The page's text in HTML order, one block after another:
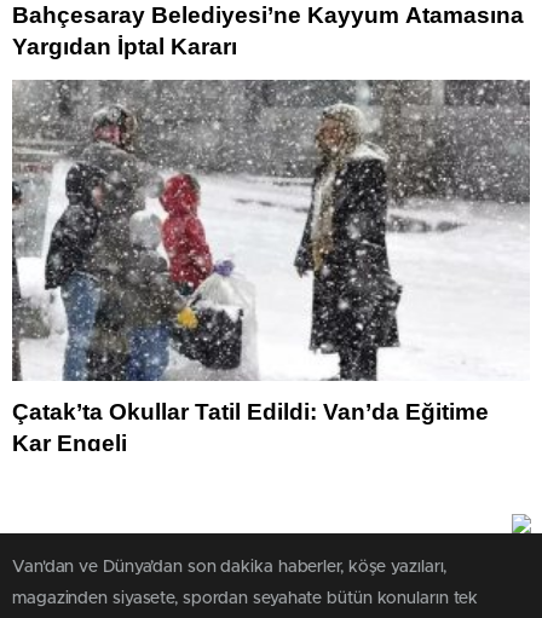
Bahçesaray Belediyesi’ne Kayyum Atamasına
Yargıdan İptal Kararı
Çatak’ta Okullar Tatil Edildi: Van’da Eğitime
Kar Engeli
Van'dan ve Dünya’dan son dakika haberler, köşe yazıları,
magazinden siyasete, spordan seyahate bütün konuların tek